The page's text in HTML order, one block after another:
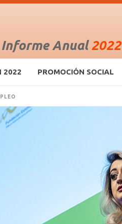
Informe Anual 2022
2022 PROMOCIÓN SOCIAL